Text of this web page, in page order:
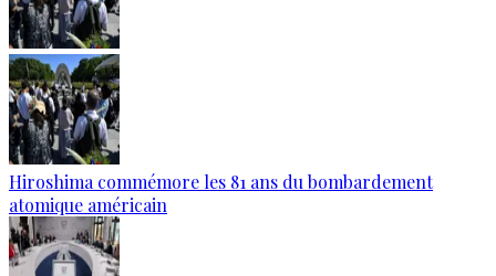
Hiroshima commémore les 81 ans du bombardement
atomique américain